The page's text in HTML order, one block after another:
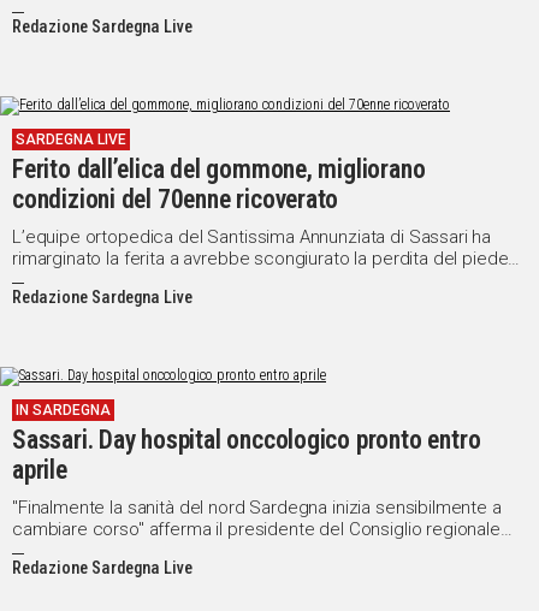
Redazione Sardegna Live
SARDEGNA LIVE
Ferito dall’elica del gommone, migliorano
condizioni del 70enne ricoverato
L’equipe ortopedica del Santissima Annunziata di Sassari ha
rimarginato la ferita a avrebbe scongiurato la perdita del piede
sinistro
Redazione Sardegna Live
IN SARDEGNA
Sassari. Day hospital onccologico pronto entro
aprile
"Finalmente la sanità del nord Sardegna inizia sensibilmente a
cambiare corso" afferma il presidente del Consiglio regionale
Michele Pais
Redazione Sardegna Live